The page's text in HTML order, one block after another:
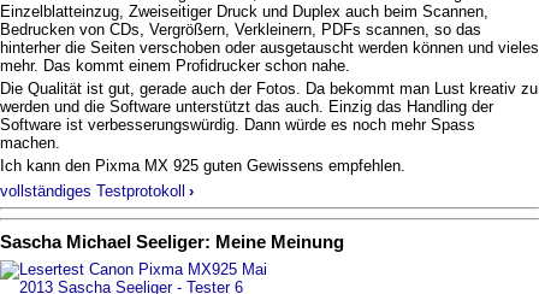
Einzelblatteinzug, Zweiseitiger Druck und Duplex auch beim Scannen,
Bedrucken von CDs, Vergrößern, Verkleinern, PDFs scannen, so das
hinterher die Seiten verschoben oder ausgetauscht werden können und vieles
mehr. Das kommt einem Profidrucker schon nahe.
Die Qualität ist gut, gerade auch der Fotos. Da bekommt man Lust kreativ zu
werden und die Software unterstützt das auch. Einzig das Handling der
Software ist verbesserungswürdig. Dann würde es noch mehr Spass
machen.
Ich kann den Pixma MX 925 guten Gewissens empfehlen.
vollständiges Testprotokoll ›
Sascha Michael Seeliger: Meine Meinung